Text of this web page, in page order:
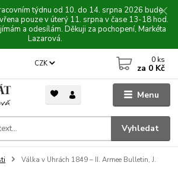
týdnu od 10. do 14. srpna 2026 bude
pouze v úterý 11. srpna v čase 13-18 hod.
a odesílám. Děkuji za pochopení, Markéta
Lazarová.
Menu
CZK
Vyhledat
0 ks
za 0 Kč
Válka v Uhrách 1849 – II. Armee Bulletin, J.